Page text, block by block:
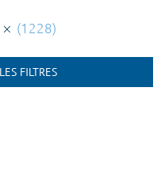
(1228)
FILTRES